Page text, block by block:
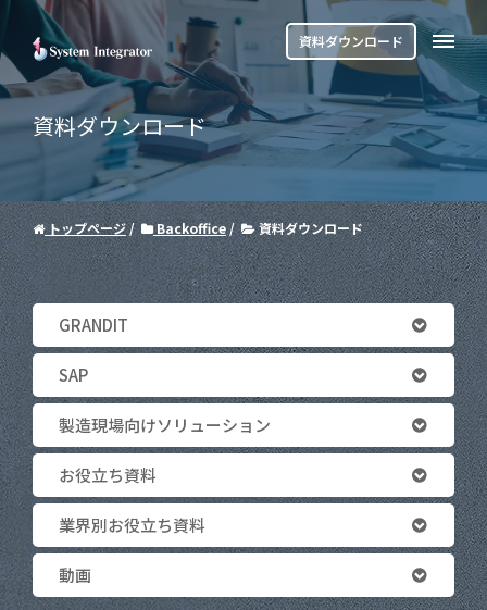
資料ダウンロード
資料ダウンロード
トップページ Backoffice 資料ダウンロード
GRANDIT
SAP
製造現場向けソリューション
お役立ち資料
業界別お役立ち資料
動画